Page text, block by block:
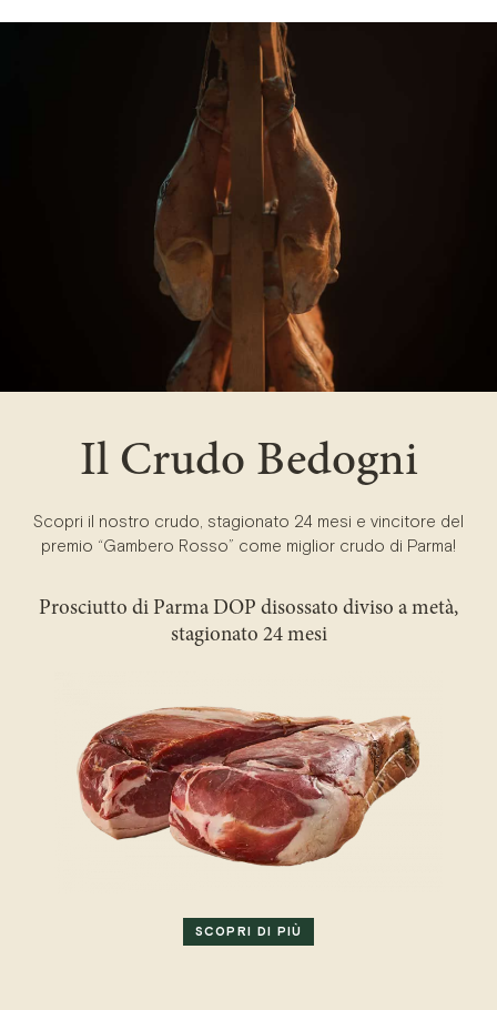
Il Crudo Bedogni
Scopri il nostro crudo, stagionato 24 mesi e vincitore del
premio “Gambero Rosso” come miglior crudo di Parma!
Prosciutto di Parma DOP disossato diviso a metà,
stagionato 24 mesi
SCOPRI DI PIÙ